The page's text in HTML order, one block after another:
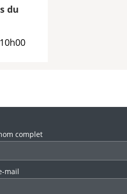
du
laisser ce champ vide.
complet
mail